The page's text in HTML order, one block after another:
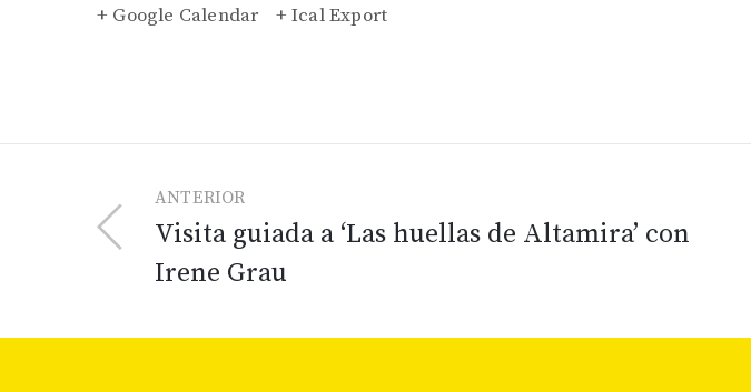
+ Google Calendar + Ical Export
ANTERIOR
Visita guiada a ‘Las huellas de Altamira’ con
Irene Grau